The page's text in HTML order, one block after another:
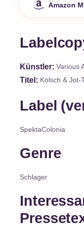
Amazon
Künstler Various
Titel Kölsch & Jot-
Label
SpektaColonia
Genre
Schlager